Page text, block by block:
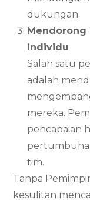
dukungan.
Mendorong
Individu
Salah satu
adalah
mereka.
pencapaian
tim.
Tanpa
kesulitan